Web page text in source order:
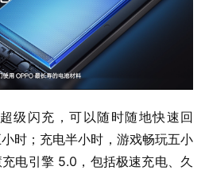
级闪充，可以随时随地快速回
时；充电半小时，游戏畅玩五小
电引擎 5.0，包括极速充电、久